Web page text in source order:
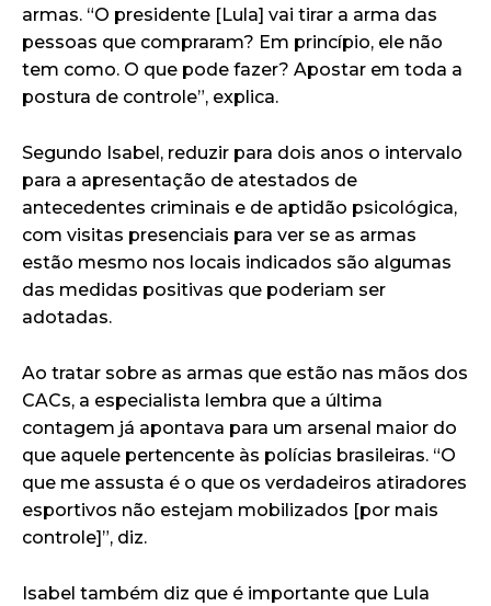
armas. “O presidente [Lula] vai tirar a arma das
pessoas que compraram? Em princípio, ele não
tem como. O que pode fazer? Apostar em toda a
postura de controle”, explica.
Segundo Isabel, reduzir para dois anos o intervalo
para a apresentação de atestados de
antecedentes criminais e de aptidão psicológica,
com visitas presenciais para ver se as armas
estão mesmo nos locais indicados são algumas
das medidas positivas que poderiam ser
adotadas.
Ao tratar sobre as armas que estão nas mãos dos
CACs, a especialista lembra que a última
contagem já apontava para um arsenal maior do
que aquele pertencente às polícias brasileiras. “O
que me assusta é o que os verdadeiros atiradores
esportivos não estejam mobilizados [por mais
controle]”, diz.
Isabel também diz que é importante que Lula